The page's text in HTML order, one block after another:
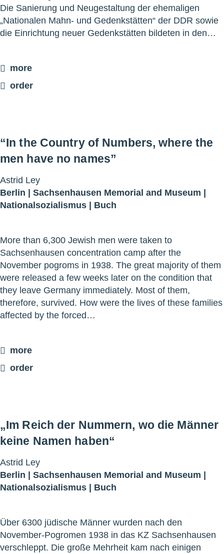
Die Sanierung und Neugestaltung der ehemaligen
„Nationalen Mahn- und Gedenkstätten“ der DDR sowie
die Einrichtung neuer Gedenkstätten bildeten in den…
more
order
“In the Country of Numbers, where the
men have no names”
Astrid Ley
Berlin | Sachsenhausen Memorial and Museum |
Nationalsozialismus | Buch
More than 6,300 Jewish men were taken to
Sachsenhausen concentration camp after the
November pogroms in 1938. The great majority of them
were released a few weeks later on the condition that
they leave Germany immediately. Most of them,
therefore, survived. How were the lives of these families
affected by the forced…
more
order
„Im Reich der Nummern, wo die Männer
keine Namen haben“
Astrid Ley
Berlin | Sachsenhausen Memorial and Museum |
Nationalsozialismus | Buch
Über 6300 jüdische Männer wurden nach den
November-Pogromen 1938 in das KZ Sachsenhausen
verschleppt. Die große Mehrheit kam nach einigen